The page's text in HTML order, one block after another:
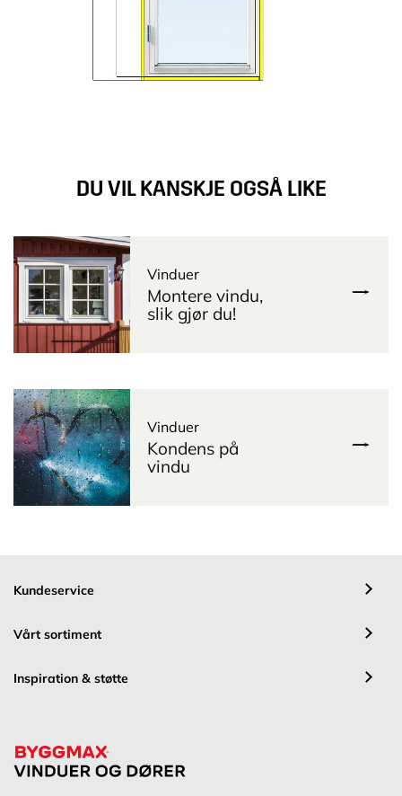
DU VIL KANSKJE OGSÅ LIKE
Vinduer
Montere vindu,
slik gjør du!
Vinduer
Kondens på
vindu
Kundeservice
Vårt sortiment
Inspiration & støtte